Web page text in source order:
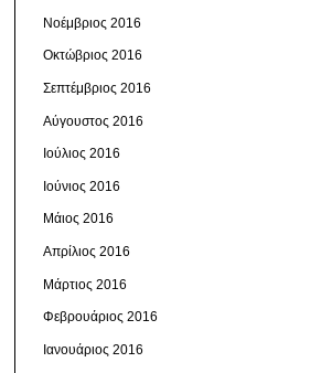
Νοέμβριος 2016
Οκτώβριος 2016
Σεπτέμβριος 2016
Αύγουστος 2016
Ιούλιος 2016
Ιούνιος 2016
Μάιος 2016
Απρίλιος 2016
Μάρτιος 2016
Φεβρουάριος 2016
Ιανουάριος 2016